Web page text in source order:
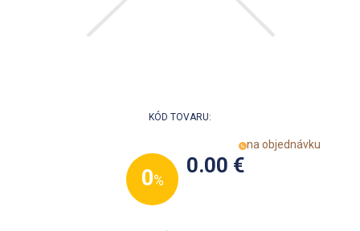
KÓD TOVARU:
na objednávku
0%
0.00 €